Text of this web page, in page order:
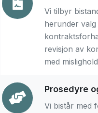
Vi tilbyr
herunder
revisjon av
med
Prosedyre
Vi bistår med